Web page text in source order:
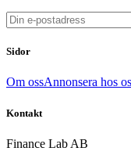
Sidor
Om ossAnnonsera hos
Kontakt
Finance Lab AB